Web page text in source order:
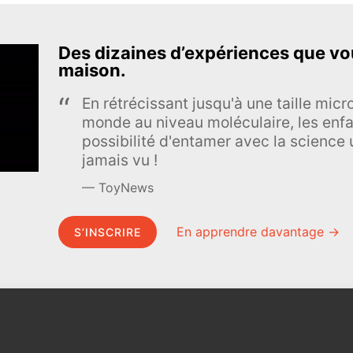
Des dizaines d’expériences que
maison.
En rétrécissant jusqu'à une taille
monde au niveau moléculaire, les
possibilité d'entamer avec la science
jamais vu !
ToyNews
S’INSCRIRE En apprendre davantage →